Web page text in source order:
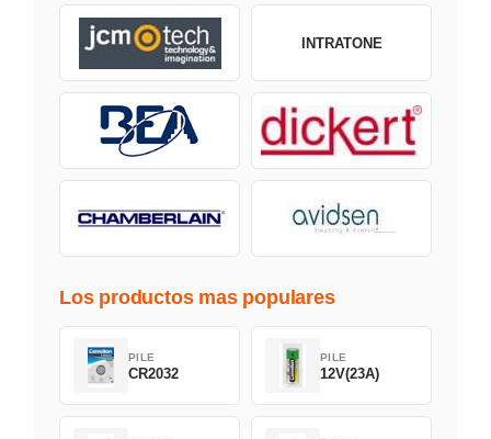
INTRATONE
Los productos mas populares
PILE
CR2032
PILE
12V(23A)